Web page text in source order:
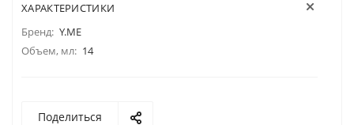
ХАРАКТЕРИСТИКИ
Бренд: Y.ME
Объем, мл: 14
Поделиться